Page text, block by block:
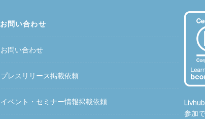
お問い合わせ
お問い合わせ
プレスリリース掲載依頼
イベント・セミナー情報掲載依頼
参加